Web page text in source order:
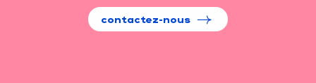
contactez-nous